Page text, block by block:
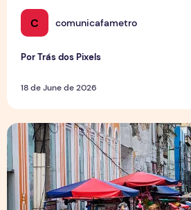
C comunicafametro
Por Trás dos Pixels
18 de June de 2026
Copa aquece vendas em setores